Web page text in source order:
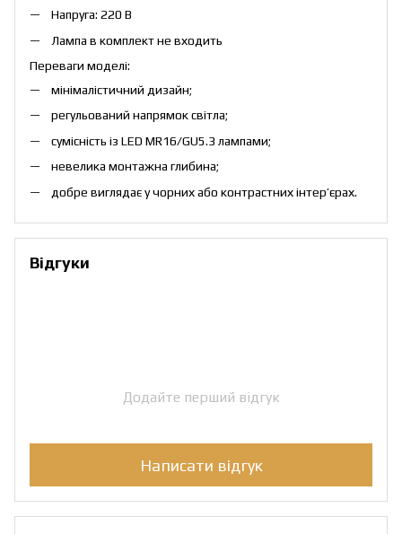
Напруга: 220 В
Лампа в комплект не входить
Переваги моделі:
мінімалістичний дизайн;
регульований напрямок світла;
сумісність із LED MR16/GU5.3 лампами;
невелика монтажна глибина;
добре виглядає у чорних або контрастних інтер’єрах.
Відгуки
Додайте перший відгук
Написати відгук